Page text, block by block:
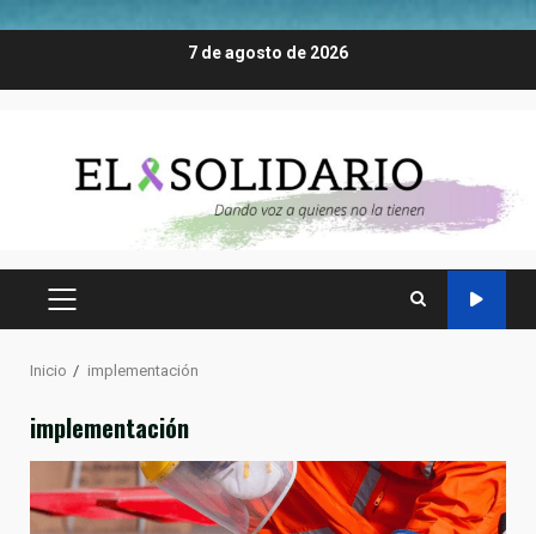
7 de agosto de 2026
MENÚ
Inicio implementación
implementación